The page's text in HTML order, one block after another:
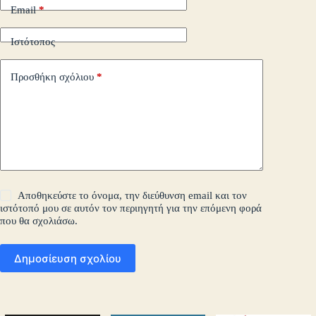
Email*
Ιστότοπος
Προσθήκη σχόλιου *
Αποθηκεύστε το όνομα, την διεύθυνση email και τον
ιστότοπό μου σε αυτόν τον περιηγητή για την επόμενη φορά
που θα σχολιάσω.
Δημοσίευση σχολίου